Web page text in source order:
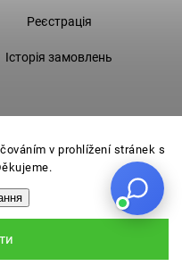
v prohlížení stránek s
Реєстрація
Історія замовлень